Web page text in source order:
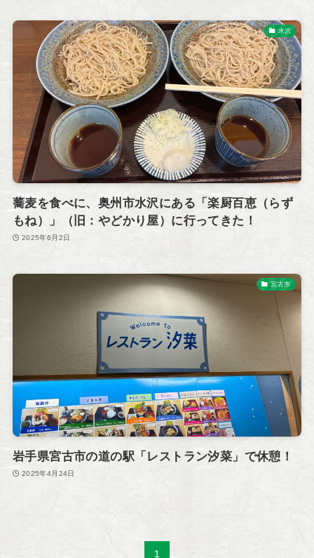
水沢
蕎麦を食べに、奥州市水沢にある「楽厨百恵（らず
もね）」（旧：やどかり屋）に行ってきた！
2025年6月2日
宮古市
岩手県宮古市の道の駅「レストラン汐菜」で休憩！
2025年4月24日
1